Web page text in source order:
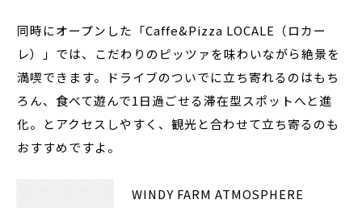
同時にオープンした「Caffe&Pizza LOCALE（ロカー
レ）」では、こだわりのピッツァを味わいながら絶景を
満喫できます。ドライブのついでに立ち寄れるのはもち
ろん、食べて遊んで1日過ごせる滞在型スポットへと進
化。とアクセスしやすく、観光と合わせて立ち寄るのも
おすすめですよ。
WINDY FARM ATMOSPHERE